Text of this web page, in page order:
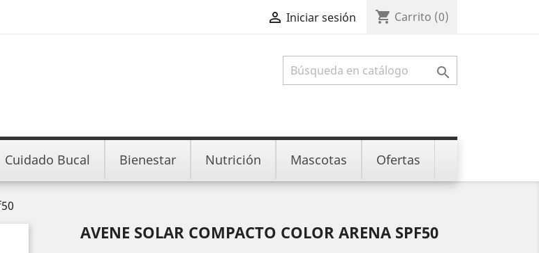
 Iniciar sesión shopping_cart Carrito (0)

Cuidado Bucal Bienestar Nutrición Mascotas Ofertas
AVENE SOLAR COMPACTO COLOR ARENA SPF50